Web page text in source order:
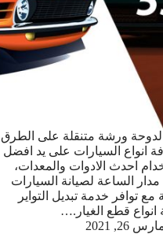
ورشة متنقلة على الطرق
انواع السيارات على يد افضل
احدث الادوات والمعدات،
الساعة لصيانة السيارات
مع توافر خدمة تبديل التواير
انواع قطع الغيار.…
26, 2021